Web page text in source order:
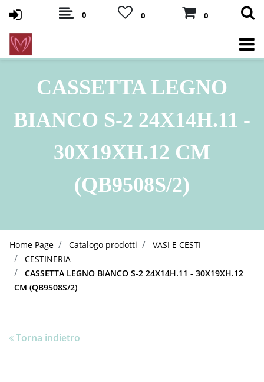
0 0 0
CASSETTA LEGNO
BIANCO S-2 24X14H.11 -
30X19XH.12 CM
(QB9508S/2)
Home Page Catalogo prodotti
VASI E CESTI
CESTINERIA
CASSETTA LEGNO BIANCO S-2 24X14H.11 - 30X19XH.12
CM (QB9508S/2)
Torna indietro